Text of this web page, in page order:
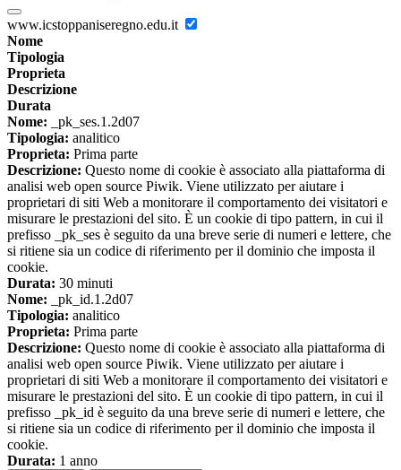
www.icstoppaniseregno.edu.it
Nome
Tipologia
Proprieta
Descrizione
Durata
Nome: _pk_ses.1.2d07
Tipologia: analitico
Proprieta: Prima parte
Descrizione: Questo nome di cookie è associato alla piattaforma di
analisi web open source Piwik. Viene utilizzato per aiutare i
proprietari di siti Web a monitorare il comportamento dei visitatori e
misurare le prestazioni del sito. È un cookie di tipo pattern, in cui il
prefisso _pk_ses è seguito da una breve serie di numeri e lettere, che
si ritiene sia un codice di riferimento per il dominio che imposta il
cookie.
Durata: 30 minuti
Nome: _pk_id.1.2d07
Tipologia: analitico
Proprieta: Prima parte
Descrizione: Questo nome di cookie è associato alla piattaforma di
analisi web open source Piwik. Viene utilizzato per aiutare i
proprietari di siti Web a monitorare il comportamento dei visitatori e
misurare le prestazioni del sito. È un cookie di tipo pattern, in cui il
prefisso _pk_id è seguito da una breve serie di numeri e lettere, che
si ritiene sia un codice di riferimento per il dominio che imposta il
cookie.
Durata: 1 anno